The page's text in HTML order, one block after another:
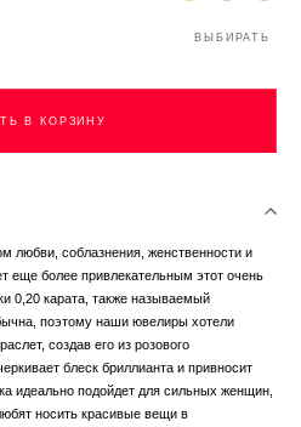
ВЫБИРАТЬ
В КОРЗИНУ
любви, соблазнения, женственности и
еще более привлекательным этот очень
0,20 карата, также называемый
поэтому наши ювелиры хотели
создав его из розового
блеск бриллианта и привносит
идеально подойдет для сильных женщин,
носить красивые вещи в